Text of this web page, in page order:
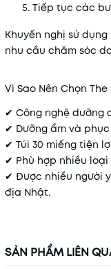
Tiếp tục các
Khuyến nghị sử
nhu cầu chăm sóc
Vì Sao Nên Chọn
✔ Công nghệ dưỡng
✔ Dưỡng ẩm và
✔ Túi 30 miếng tiện
✔ Phù hợp nhiều loại
✔ Được nhiều người
địa Nhật.
SẢN PHẨM LIÊN